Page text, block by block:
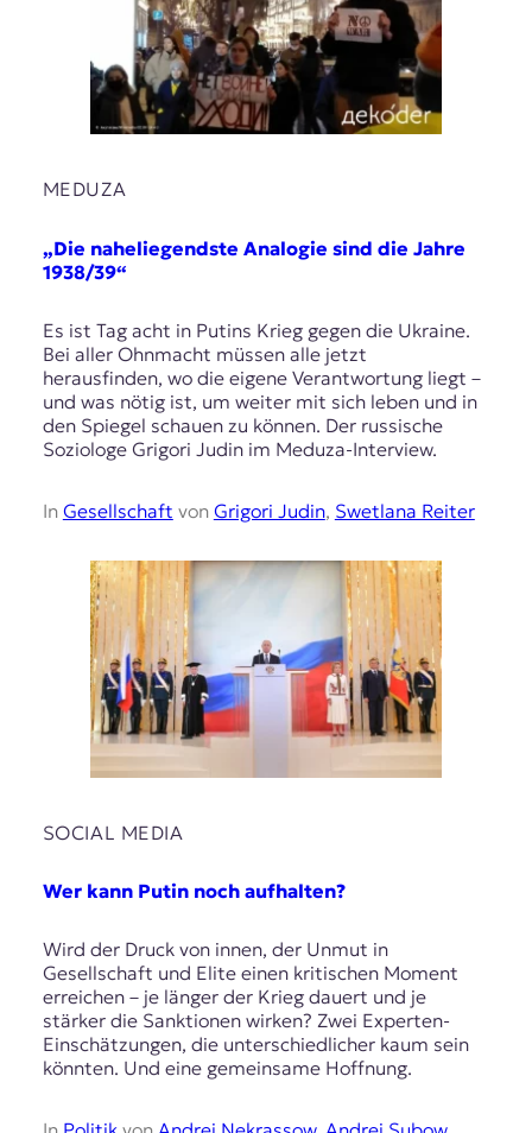
MEDUZA
„Die naheliegendste Analogie sind die Jahre
1938/39“
Es ist Tag acht in Putins Krieg gegen die Ukraine.
Bei aller Ohnmacht müssen alle jetzt
herausfinden, wo die eigene Verantwortung liegt –
und was nötig ist, um weiter mit sich leben und in
den Spiegel schauen zu können. Der russische
Soziologe Grigori Judin im Meduza-Interview.
In Gesellschaft von Grigori Judin, Swetlana Reiter
SOCIAL MEDIA
Wer kann Putin noch aufhalten?
Wird der Druck von innen, der Unmut in
Gesellschaft und Elite einen kritischen Moment
erreichen – je länger der Krieg dauert und je
stärker die Sanktionen wirken? Zwei Experten-
Einschätzungen, die unterschiedlicher kaum sein
könnten. Und eine gemeinsame Hoffnung.